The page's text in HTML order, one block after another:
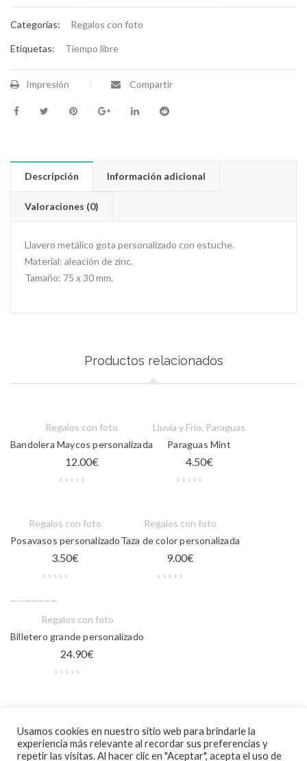
Categorías: Regalos con foto
Etiquetas: Tiempo libre
Impresión Compartir
Descripción Información adicional
Valoraciones (0)
Llavero metálico gota personalizado con estuche.
Material: aleación de zinc.
Tamaño: 75 x 30 mm.
Productos relacionados
Regalos con foto
Bandolera Maycos personalizada
12.00€
Lluvia y Frío, Paraguas
Paraguas Mint
4.50€
Regalos con foto
Posavasos personalizado
3.50€
Regalos con foto
Taza de color personalizada
9.00€
Sin stock
Regalos con foto
Billetero grande personalizado
24.90€
Reloj de cristal rectangular
22.90€
Usamos cookies en nuestro sitio web para brindarle la
experiencia más relevante al recordar sus preferencias y
repetir las visitas. Al hacer clic en "Aceptar", acepta el uso de